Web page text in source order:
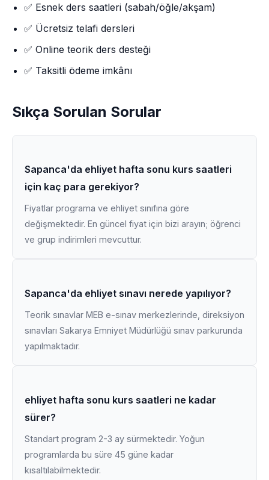
✅ Esnek ders saatleri (sabah/öğle/akşam)
✅ Ücretsiz telafi dersleri
✅ Online teorik ders desteği
✅ Taksitli ödeme imkânı
Sıkça Sorulan Sorular
Sapanca'da ehliyet hafta sonu kurs saatleri
için kaç para gerekiyor?
Fiyatlar programa ve ehliyet sınıfına göre
değişmektedir. En güncel fiyat için bizi arayın; öğrenci
ve grup indirimleri mevcuttur.
Sapanca'da ehliyet sınavı nerede yapılıyor?
Teorik sınavlar MEB e-sınav merkezlerinde, direksiyon
sınavları Sakarya Emniyet Müdürlüğü sınav parkurunda
yapılmaktadır.
ehliyet hafta sonu kurs saatleri ne kadar
sürer?
Standart program 2-3 ay sürmektedir. Yoğun
programlarda bu süre 45 güne kadar
kısaltılabilmektedir.